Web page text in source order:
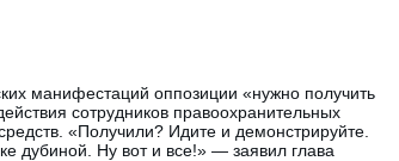
манифестаций оппозиции «нужно получить
сотрудников правоохранительных
«Получили? Идите и демонстрируйте.
дубиной. Ну вот и все!» — заявил глава